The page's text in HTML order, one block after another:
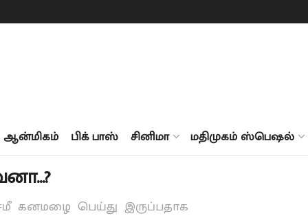
ஆன்மிகம் பிக் பாஸ் சினிமா மதிமுகம் ஸ்பெஷல்
கனமழை பெய்து இருப்பதாக